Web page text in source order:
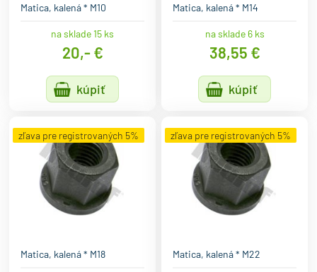
Matica, kalená * M10
na sklade 15 ks
20,- €
kúpiť
Matica, kalená * M14
na sklade 6 ks
38,55 €
kúpiť
zľava pre registrovaných 5%
Matica, kalená * M18
zľava pre registrovaných 5%
Matica, kalená * M22